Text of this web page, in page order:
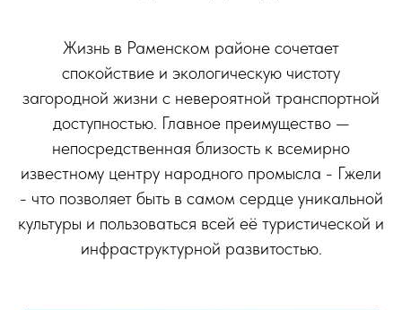
Жизнь в Раменском районе сочетает
спокойствие и экологическую чистоту
загородной жизни с невероятной транспортной
доступностью. Главное преимущество —
непосредственная близость к всемирно
известному центру народного промысла - Гжели
- что позволяет быть в самом сердце уникальной
культуры и пользоваться всей её туристической и
инфраструктурной развитостью.